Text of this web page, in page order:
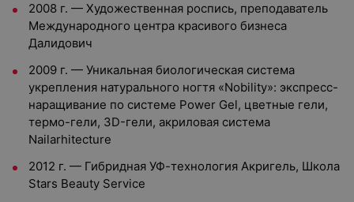
2008 г. — Художественная роспись, преподаватель
Международного центра красивого бизнеса
Далидович
2009 г. — Уникальная биологическая система
укрепления натурального ногтя «Nobility»: экспресс-
наращивание по системе Power Gel, цветные гели,
термо-гели, 3D-гели, акриловая система
Nailarhitecture
2012 г. — Гибридная УФ-технология Акригель, Школа
Stars Beauty Service